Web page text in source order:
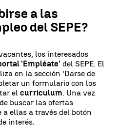
a las
del SEPE?
los interesados
'Empléate' del SEPE. El
en la sección 'Darse de
un formulario con los
el currículum. Una vez
buscar las ofertas
ellas a través del botón
interés.